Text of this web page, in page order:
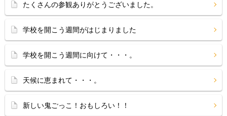
たくさんの参観ありがとうございました。
学校を開こう週間がはじまりました
学校を開こう週間に向けて・・・。
天候に恵まれて・・・。
新しい鬼ごっこ！おもしろい！！